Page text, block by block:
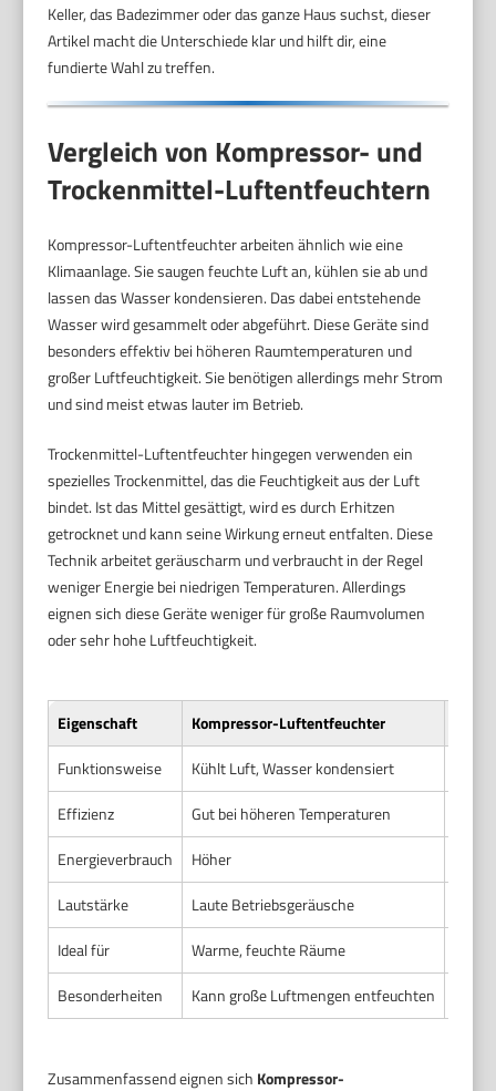
Keller, das Badezimmer oder das ganze Haus suchst, dieser
Artikel macht die Unterschiede klar und hilft dir, eine
fundierte Wahl zu treffen.
Vergleich von Kompressor- und
Trockenmittel-Luftentfeuchtern
Kompressor-Luftentfeuchter arbeiten ähnlich wie eine
Klimaanlage. Sie saugen feuchte Luft an, kühlen sie ab und
lassen das Wasser kondensieren. Das dabei entstehende
Wasser wird gesammelt oder abgeführt. Diese Geräte sind
besonders effektiv bei höheren Raumtemperaturen und
großer Luftfeuchtigkeit. Sie benötigen allerdings mehr Strom
und sind meist etwas lauter im Betrieb.
Trockenmittel-Luftentfeuchter hingegen verwenden ein
spezielles Trockenmittel, das die Feuchtigkeit aus der Luft
bindet. Ist das Mittel gesättigt, wird es durch Erhitzen
getrocknet und kann seine Wirkung erneut entfalten. Diese
Technik arbeitet geräuscharm und verbraucht in der Regel
weniger Energie bei niedrigen Temperaturen. Allerdings
eignen sich diese Geräte weniger für große Raumvolumen
oder sehr hohe Luftfeuchtigkeit.
Eigenschaft Kompressor-Luftentfeuchter
Funktionsweise
Kühlt Luft, Wasser kondensiert
Effizienz
Gut bei höheren Temperaturen
Energieverbrauch
Höher
Lautstärke
Laute Betriebsgeräusche
Ideal für
Warme, feuchte Räume
Besonderheiten
Kann große Luftmengen entfeuchten
Zusammenfassend eignen sich Kompressor-